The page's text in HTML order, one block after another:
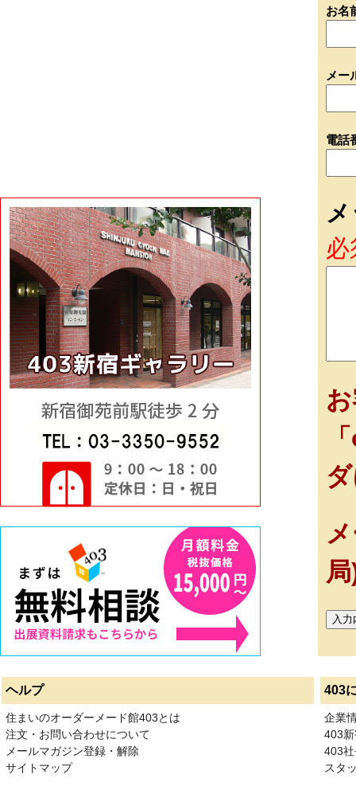
お名
メー
電話
必
ヘルプ 403
住まいのオーダーメード館403とは
注文・お問い合わせについて
メールマガジン登録・解除
サイトマップ
企業
403
403
スタ